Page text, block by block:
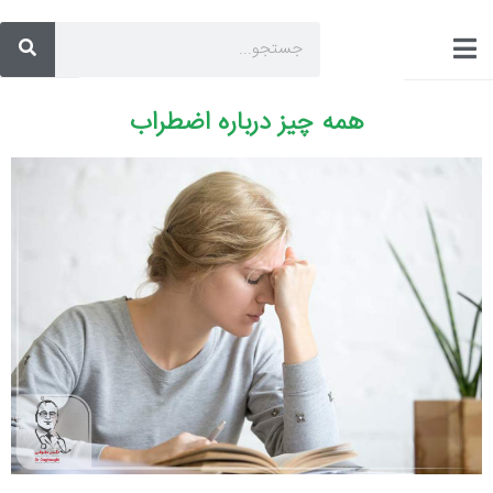
همه چیز درباره اضطراب